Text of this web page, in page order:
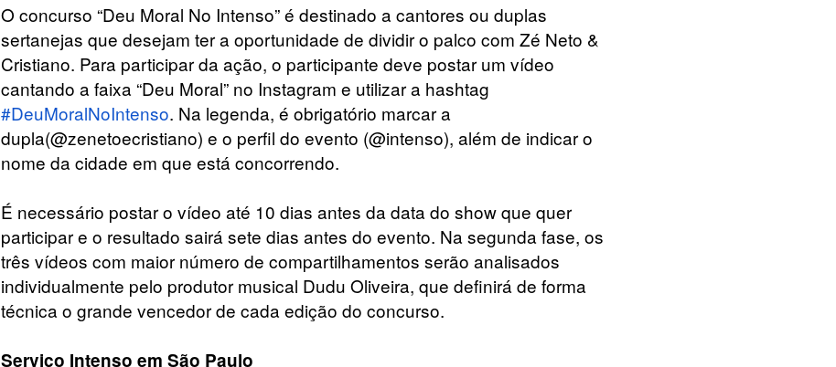
O concurso “Deu Moral No Intenso” é destinado a cantores ou duplas
sertanejas que desejam ter a oportunidade de dividir o palco com Zé Neto &
Cristiano. Para participar da ação, o participante deve postar um vídeo
cantando a faixa “Deu Moral” no Instagram e utilizar a hashtag
#DeuMoralNoIntenso. Na legenda, é obrigatório marcar a
dupla(@zenetoecristiano) e o perfil do evento (@intenso), além de indicar o
nome da cidade em que está concorrendo.
É necessário postar o vídeo até 10 dias antes da data do show que quer
participar e o resultado sairá sete dias antes do evento. Na segunda fase, os
três vídeos com maior número de compartilhamentos serão analisados
individualmente pelo produtor musical Dudu Oliveira, que definirá de forma
técnica o grande vencedor de cada edição do concurso.
Serviço Intenso em São Paulo